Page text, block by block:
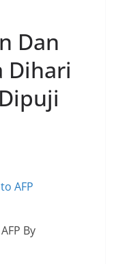
Dan
Dihari
By